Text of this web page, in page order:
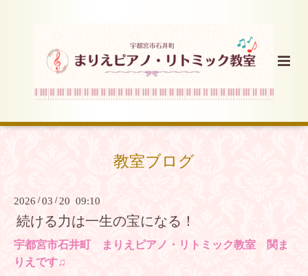
教室ブログ
2026 /03 /20 09:10
続ける力は一生の宝になる！
宇都宮市石井町 まりえピアノ・リトミック教室 関ま
りえです♫